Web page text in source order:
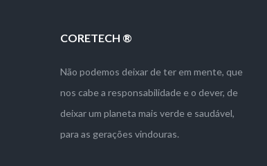
CORETECH ®
Não podemos deixar de ter em mente, que
nos cabe a responsabilidade e o dever, de
deixar um planeta mais verde e saudável,
para as gerações vindouras.